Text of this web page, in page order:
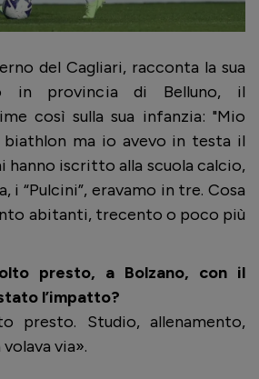
del Cagliari, racconta la sua
in provincia di Belluno, il
così sulla sua infanzia: "Mio
ma io avevo in testa il
hanno iscritto alla scuola calcio,
i “Pulcini”, eravamo in tre. Cosa
abitanti, trecento o poco più
presto, a Bolzano, con il
l’impatto?
presto. Studio, allenamento,
via».